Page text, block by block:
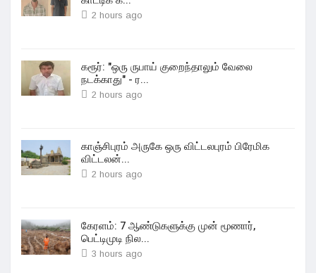
2 hours ago
கரூர்: "ஒரு ருபாய் குறைந்தாலும் வேலை
நடக்காது" - ர...
2 hours ago
காஞ்சிபுரம் அருகே ஒரு விட்டலபுரம் பிரேமிக
விட்டலன்...
2 hours ago
கேரளம்: 7 ஆண்டுகளுக்கு முன் மூணார்,
பெட்டிமுடி நில...
3 hours ago